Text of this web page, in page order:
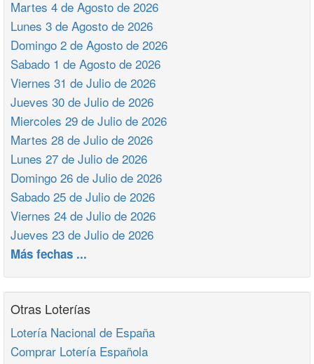
Martes 4 de Agosto de 2026
Lunes 3 de Agosto de 2026
Domingo 2 de Agosto de 2026
Sabado 1 de Agosto de 2026
Viernes 31 de Julio de 2026
Jueves 30 de Julio de 2026
Miercoles 29 de Julio de 2026
Martes 28 de Julio de 2026
Lunes 27 de Julio de 2026
Domingo 26 de Julio de 2026
Sabado 25 de Julio de 2026
Viernes 24 de Julio de 2026
Jueves 23 de Julio de 2026
Más fechas ...
Otras Loterías
Lotería Nacional de España
Comprar Lotería Española